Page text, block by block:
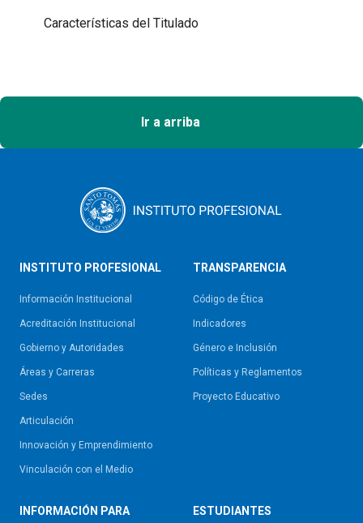
Características del Titulado
Ir a arriba
INSTITUTO PROFESIONAL
Información Institucional
Acreditación Institucional
Gobierno y Autoridades​
Áreas y Carreras
Sedes
Articulación
Innovación y Emprendimiento
Vinculación con el Medio
TRANSPARENCIA
Código de Ética
Indicadores
Género e Inclusión
Políticas y Reglamentos​
Proyecto Educativo
INFORMACIÓN PARA ESTUDIANTES